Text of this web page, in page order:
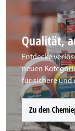
Qualität,
Entdecke
neuen
für sichere
Zu den